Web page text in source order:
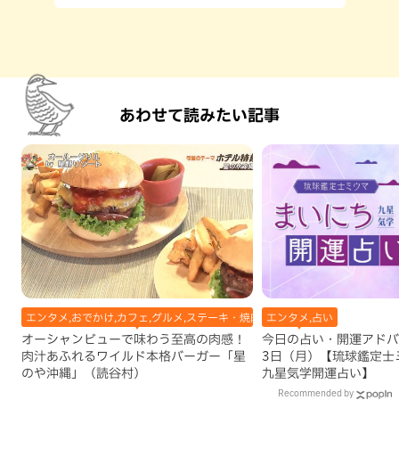
あわせて読みたい記事
エンタメ,おでかけ,カフェ,グルメ,ステーキ・焼肉,テレビ,ハンバーガー,ホテ
オーシャンビューで味わう至高の肉感！
肉汁あふれるワイルド本格バーガー「星
のや沖縄」（読谷村）
エンタメ,占い
今日の占い・開運アド
3日（月）【琉球鑑定士
九星気学開運占い】
Recommended by